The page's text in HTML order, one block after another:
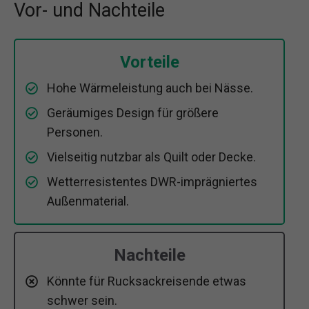
Vor- und Nachteile
Vorteile
Hohe Wärmeleistung auch bei Nässe.
Geräumiges Design für größere
Personen.
Vielseitig nutzbar als Quilt oder Decke.
Wetterresistentes DWR-imprägniertes
Außenmaterial.
Nachteile
Könnte für Rucksackreisende etwas
schwer sein.